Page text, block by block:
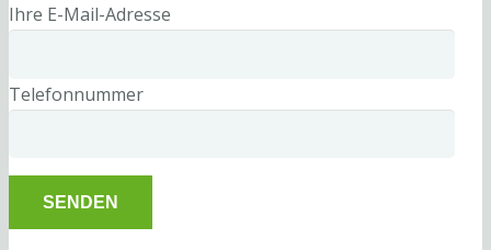
Ihre E-Mail-Adresse
Telefonnummer